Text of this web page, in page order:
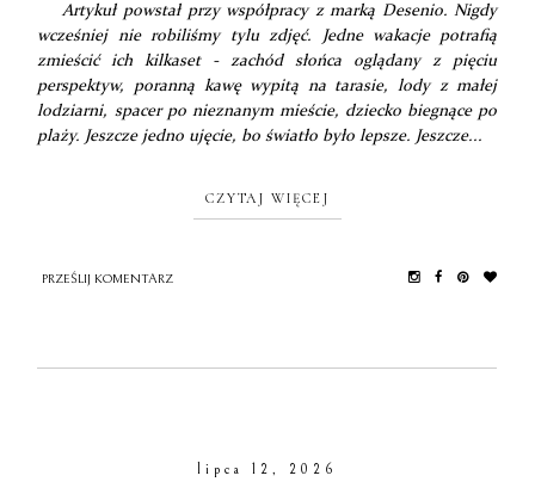
Artykuł powstał przy współpracy z marką Desenio. Nigdy
wcześniej nie robiliśmy tylu zdjęć. Jedne wakacje potrafią
zmieścić ich kilkaset - zachód słońca oglądany z pięciu
perspektyw, poranną kawę wypitą na tarasie, lody z małej
lodziarni, spacer po nieznanym mieście, dziecko biegnące po
plaży. Jeszcze jedno ujęcie, bo światło było lepsze. Jeszcze...
CZYTAJ WIĘCEJ
PRZEŚLIJ KOMENTARZ
lipca 12, 2026